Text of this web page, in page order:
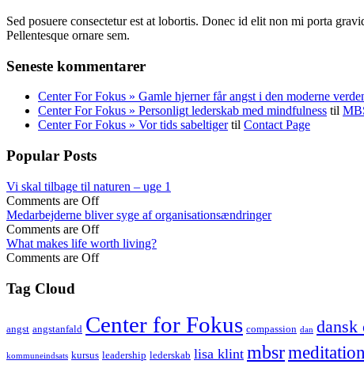
Sed posuere consectetur est at lobortis. Donec id elit non mi porta
Pellentesque ornare sem.
Seneste kommentarer
Center For Fokus » Gamle hjerner får angst i den moderne
Center For Fokus » Personligt lederskab med mindfulness til
Center For Fokus » Vor tids sabeltigertil Contact Page
Popular Posts
Vi skal tilbage til naturen – uge 1
Comments are Off
Medarbejderne bliver syge af organisationsændringer
Comments are Off
What makes life worth living?
Comments are Off
Tag Cloud
angst angstanfald Center for Fokus compassion dan dansk
kommuneindsats kursus leadership lederskab lisa klint mbsrmeditation